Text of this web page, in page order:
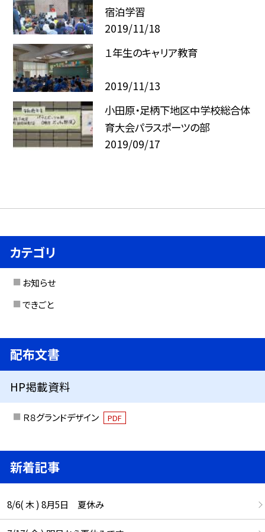
宿泊学習
2019/11/18
１年生のキャリア教育
2019/11/13
小田原・足柄下地区中学校総合体
育大会パラスポーツの部
2019/09/17
カテゴリ
お知らせ
できごと
配布文書
HP掲載資料
Ｒ８グランドデザイン PDF
新着記事
8/6( 木 ) 8月5日 夏休み